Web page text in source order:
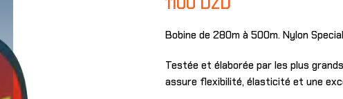
Bobine de 280m à 500m. Nylon
Testée et élaborée par les plus
assure flexibilité, élasticité et une